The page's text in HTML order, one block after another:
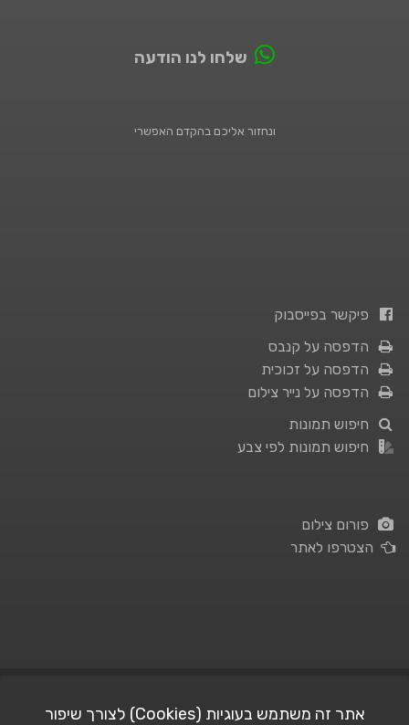
שלחו לנו הודעה
ונחזור אליכם בהקדם האפשרי
פיקשר בפייסבוק
הדפסה על קנבס
הדפסה על זכוכית
הדפסה על נייר צילום
חיפוש תמונות
חיפוש תמונות לפי צבע
פורום צילום
הצטרפו לאתר
אתר זה משתמש בעוגיות (Cookies) לצורך שיפור